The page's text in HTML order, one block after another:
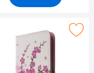
5 suosikiksi
kuviolompakko